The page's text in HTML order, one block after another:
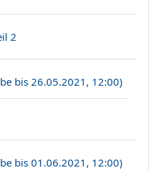
2
bis 26.05.2021, 12:00)
bis 01.06.2021, 12:00)